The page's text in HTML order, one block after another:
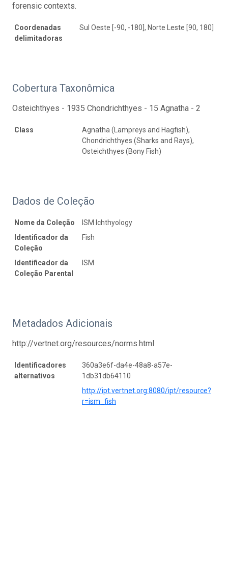
forensic contexts.
Coordenadas
delimitadoras
Sul Oeste [-90, -180], Norte Leste [90, 180]
Cobertura Taxonômica
Osteichthyes - 1935 Chondrichthyes - 15 Agnatha - 2
Class
Agnatha (Lampreys and Hagfish),
Chondrichthyes (Sharks and Rays),
Osteichthyes (Bony Fish)
Dados de Coleção
Nome da Coleção
ISM Ichthyology
Identificador da
Coleção
Fish
Identificador da
Coleção Parental
ISM
Metadados Adicionais
http://vertnet.org/resources/norms.html
Identificadores
alternativos
360a3e6f-da4e-48a8-a57e-
1db31db64110
http://ipt.vertnet.org:8080/ipt/resource?
r=ism_fish